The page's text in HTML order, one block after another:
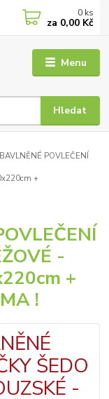
Menu
Hledat
0 ks
za 0,00 Kč
POVLEČENÍ
+
-
+
!